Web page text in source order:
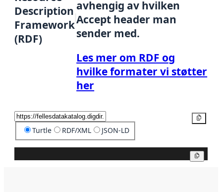
Description
Framework
(RDF)
avhengig av hvilken
Accept header man
sender med.
Les mer om RDF og
hvilke formater vi støtter
her
Turtle RDF/XML JSON-LD